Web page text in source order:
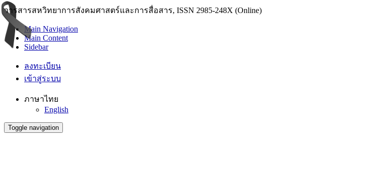
วารสารสหวิทยาการสังคมศาสตร์และการสื่อสาร, ISSN 2985-248X (Online)
Main Navigation
Main Content
Sidebar
ลงทะเบียน
เข้าสู่ระบบ
ภาษาไทย
English
Toggle navigation